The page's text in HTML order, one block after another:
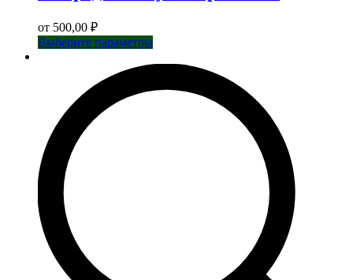
от 500,00 ₽
Выберите параметрыЭтот
вариаций.